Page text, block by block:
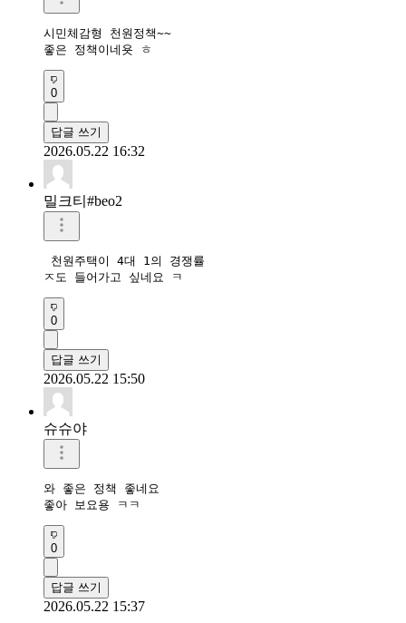
시민체감형 천원정책~~
좋은 정책이네욧 ㅎ
0
답글 쓰기
2026.05.22 16:32
밀크티#beo2
천원주택이 4대 1의 경쟁률
ㅈ도 들어가고 싶네요 ㅋ
0
답글 쓰기
2026.05.22 15:50
슈슈야
와 좋은 정책 좋네요
좋아 보요용 ㅋㅋ
0
답글 쓰기
2026.05.22 15:37